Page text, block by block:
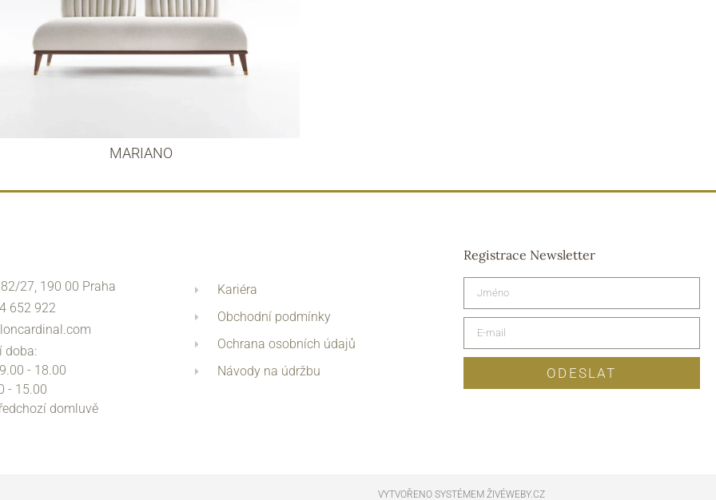
MARIANO
27, 190 00 Praha
652 922
doba:
- 18.00
- 15.00
domluvě
Kariéra
Obchodní podmínky
Ochrana osobních údajů
Návody na údržbu
Registrace Newsletter
ODESLAT
VYTVOŘENO SYSTÉMEM ŽIVÉWEBY.CZ